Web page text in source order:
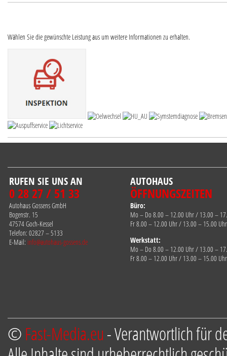
Wählen Sie die gewünschte Leistung aus um weitere Informationen zu erhalten.
RUFEN SIE UNS AN AUTOHAUS
0 28 27 / 51 33 ÖFFNUNGSZEITEN
Autohaus Gossens GmbH
Bogenstr. 15
47574 Goch-Kessel
Telefon: 02827 – 5133
E-Mail: info@autohaus-gossens.de
Büro:
Mo – Do 8.00 – 12.00 Uhr / 13.00 –
Fr 8.00 – 12.00 Uhr / 13.00 – 15.00 Uhr
Werkstatt:
Mo – Do 8.00 – 12.00 Uhr / 13.00 –
Fr 8.00 – 12.00 Uhr / 13.00 – 15.00 Uhr
©Fast-Media.eu- Verantwortlich für